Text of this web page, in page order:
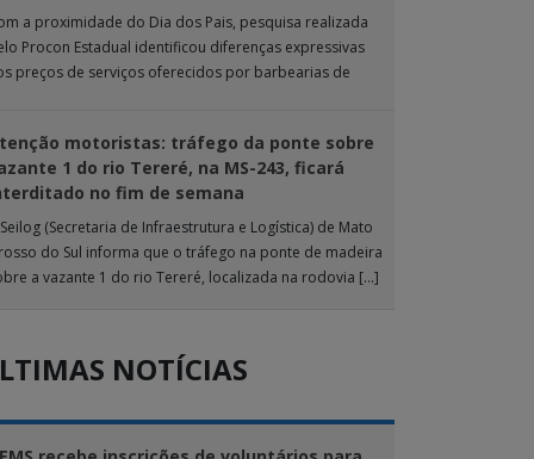
a proximidade do Dia dos Pais, pesquisa realizada
Procon Estadual identificou diferenças expressivas
preços de serviços oferecidos por barbearias de
motoristas: tráfego da ponte sobre
1 do rio Tereré, na MS-243, ficará
no fim de semana
(Secretaria de Infraestrutura e Logística) de Mato
do Sul informa que o tráfego na ponte de madeira
a vazante 1 do rio Tereré, localizada na rodovia […]
NOTÍCIAS